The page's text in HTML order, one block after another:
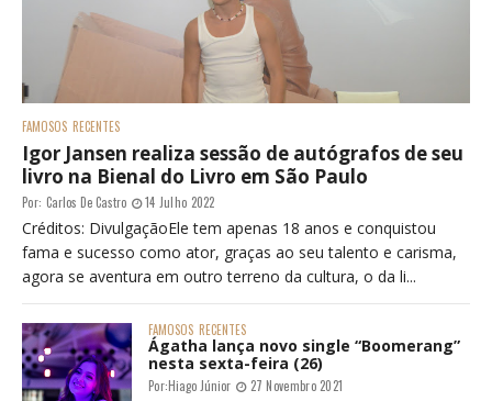
FAMOSOS RECENTES
Igor Jansen realiza sessão de autógrafos de seu
livro na Bienal do Livro em São Paulo
Por: Carlos De Castro 14 Julho 2022
Créditos: DivulgaçãoEle tem apenas 18 anos e conquistou
fama e sucesso como ator, graças ao seu talento e carisma,
agora se aventura em outro terreno da cultura, o da li...
FAMOSOS RECENTES
Ágatha lança novo single “Boomerang”
nesta sexta-feira (26)
Por:Hiago Júnior 27 Novembro 2021